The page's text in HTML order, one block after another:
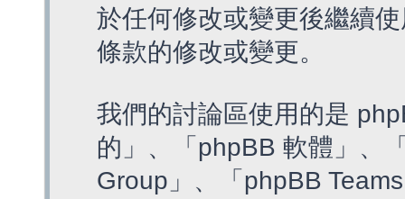
於任何修改或變更後繼續
條款的修改或變更。
我們的討論區使用的是
的」、「phpBB 軟體」、
Group」、「phpBB